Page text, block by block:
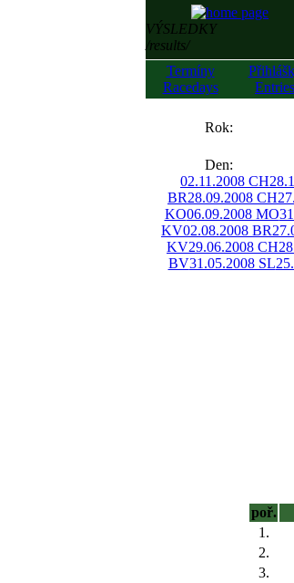
VÝSLEDKY
/results/
Termíny
Racedays
Entries
Rok:
Den:
02.11.2008 CH
BR28.09.2008 CH
KO06.09.2008 MO
KV02.08.2008 BR
KV29.06.2008 CH
BV31.05.2008 SL
poř.
1.
2.
3.